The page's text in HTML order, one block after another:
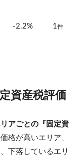
-2.2% 1件
資産税評価
リアごとの『固定資
格が高いエリア、
下落しているエリ